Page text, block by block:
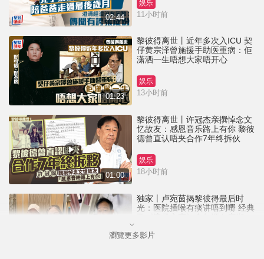
02:44
娱乐
11小时前
01:23
黎彼得离世丨近年多次入ICU 契
仔黄宗泽曾施援手助医重病：佢
潇洒一生唔想大家唔开心
娱乐
13小时前
01:00
黎彼得离世丨许冠杰亲撰悼念文
忆故友：感恩音乐路上有你 黎彼
德曾直认唔夹合作7年终拆伙
娱乐
18小时前
独家丨卢宛茵揭黎彼得最后时
光：医院插喉有痰讲唔到嘢 经典
娱乐
瀏覽更多影片